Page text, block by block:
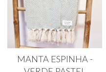
MANTA ESPINHA -